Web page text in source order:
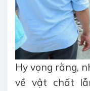
Hy vọng rằng,
về vật chất